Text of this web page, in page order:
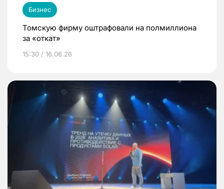
Бизнес
Томскую фирму оштрафовали на полмиллиона
за «откат»
15:30 / 16.06.26